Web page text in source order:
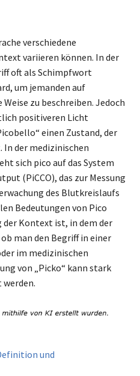
verschiedene
variieren können. In der
oft als Schimpfwort
um jemanden auf
zu beschreiben. Jedoch
positiveren Licht
einen Zustand, der
der medizinischen
sich pico auf das System
(PiCCO), das zur Messung
des Blutkreislaufs
Bedeutungen von Pico
Kontext ist, in dem der
man den Begriff in einer
im medizinischen
von „Picko“ kann stark
und